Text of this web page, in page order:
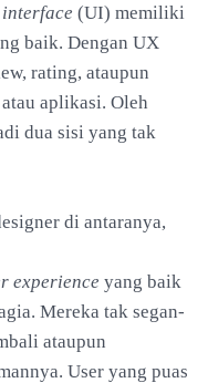
(UI) memiliki
baik. Dengan UX
rating, ataupun
aplikasi. Oleh
dua sisi yang tak
di antaranya,
experience yang baik
Mereka tak segan-
ataupun
User yang puas